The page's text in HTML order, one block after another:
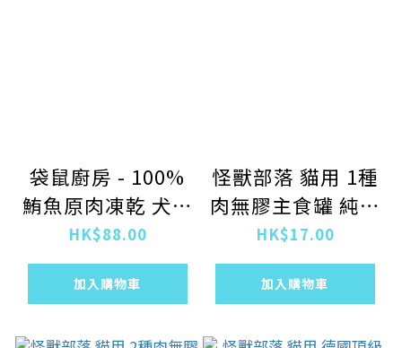
袋鼠廚房 - 100%
鮪魚原肉凍乾 犬貓
用
HK$88.00
加入購物車
怪獸部落 貓用 1種
肉無膠主食罐 純雞
肉味 82g
HK$17.00
加入購物車